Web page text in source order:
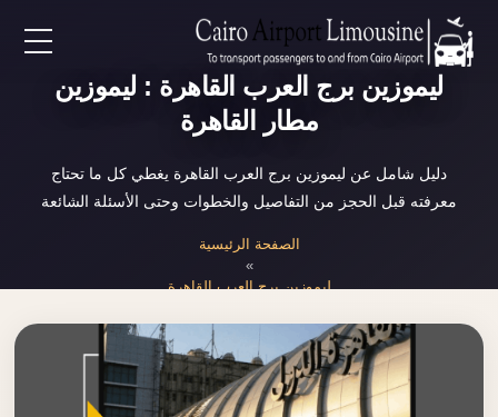
AR
خدمات المطار
نحن
ليموزين برج العرب القاهرة : ليموزين
مطار القاهرة
دليل شامل عن ليموزين برج العرب القاهرة يغطي كل ما تحتاج
معرفته قبل الحجز من التفاصيل والخطوات وحتى الأسئلة الشائعة
الصفحة الرئيسية
ليموزين برج العرب القاهرة